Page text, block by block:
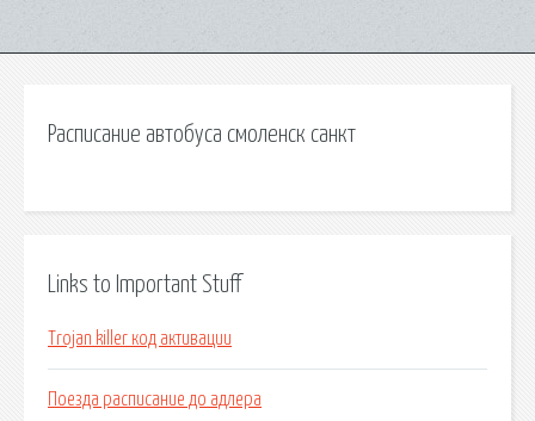
Расписание автобуса смоленск санкт
Links to Important Stuff
Trojan killer код активации
Поезда расписание до адлера